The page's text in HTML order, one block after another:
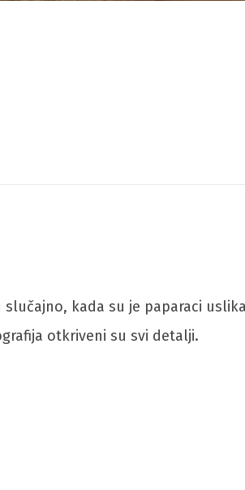
kada su je paparaci
otkriveni su svi detalji.